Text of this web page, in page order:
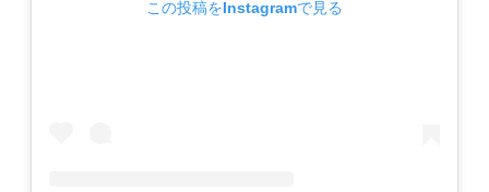
この投稿をInstagramで見る